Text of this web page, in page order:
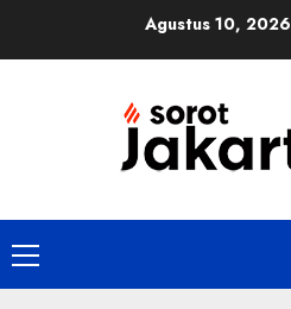
Agustus 10, 2026
Primary
Menu